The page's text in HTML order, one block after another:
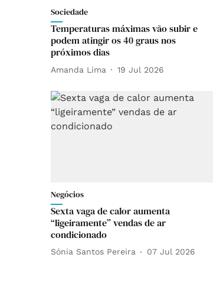
Sociedade
Temperaturas máximas vão subir e
podem atingir os 40 graus nos
próximos dias
Amanda Lima 19 Jul 2026
Negócios
Sexta vaga de calor aumenta
“ligeiramente” vendas de ar
condicionado
Sónia Santos Pereira 07 Jul 2026